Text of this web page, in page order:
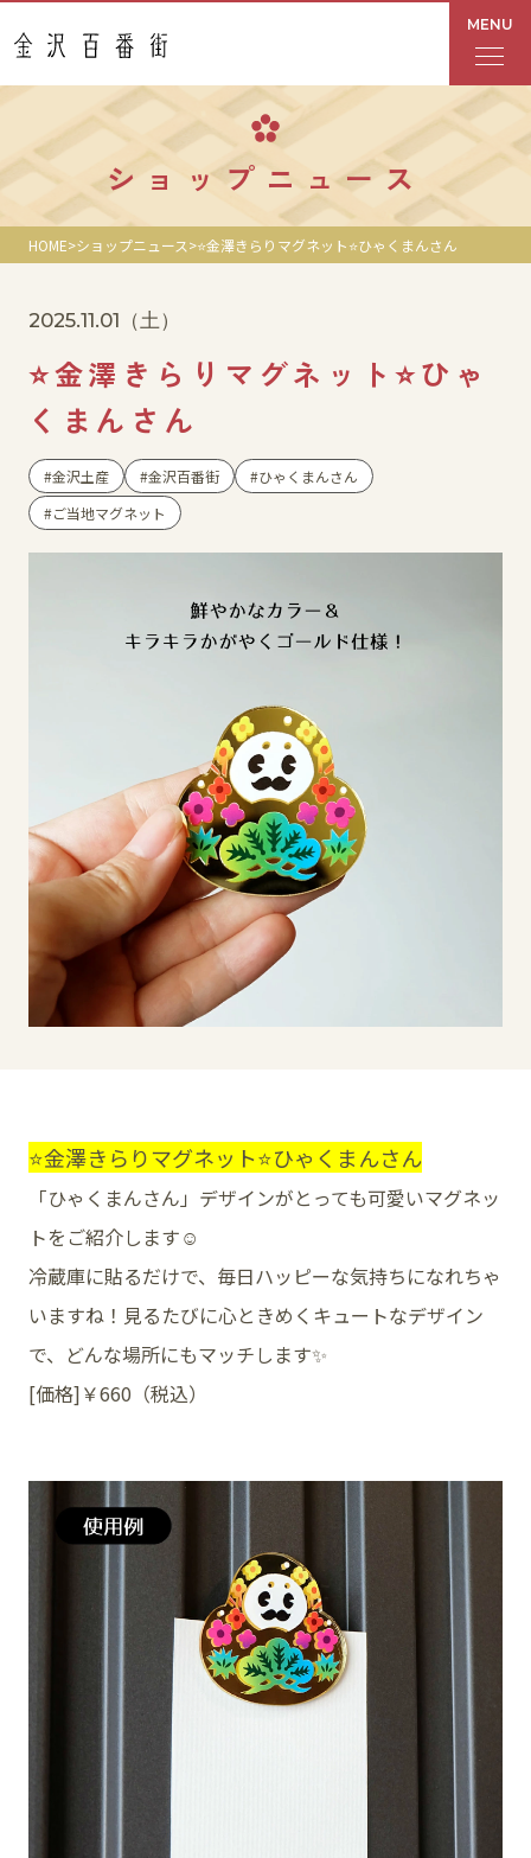
MENU
フロアガイド
あんと
Rinto
あんと西
レストラン・カフェ
ショップニュース
アクセス・パーキング
施設からのお知らせ
スタッフ募集
百番街くらぶ
SNS
ショップニュース
HOME ショップニュース ⭐️金澤きらりマグネット⭐️ひゃくまんさん
2025.11.01 （土）
⭐️金澤きらりマグネット⭐️ひゃ
くまんさん
金沢土産 金沢百番街
ひゃくまんさん
ご当地マグネット
⭐️金澤きらりマグネット⭐️ひゃくまんさん
「ひゃくまんさん」デザインがとっても可愛いマグネッ
トをご紹介します☺️
冷蔵庫に貼るだけで、毎日ハッピーな気持ちになれちゃ
いますね！見るたびに心ときめくキュートなデザイン
で、どんな場所にもマッチします✨
[価格]￥660（税込）